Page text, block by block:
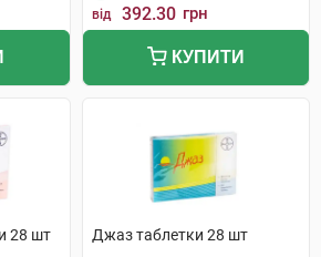
від 392.30 грн
КУПИТИ
28 шт Джаз таблетки 28 шт